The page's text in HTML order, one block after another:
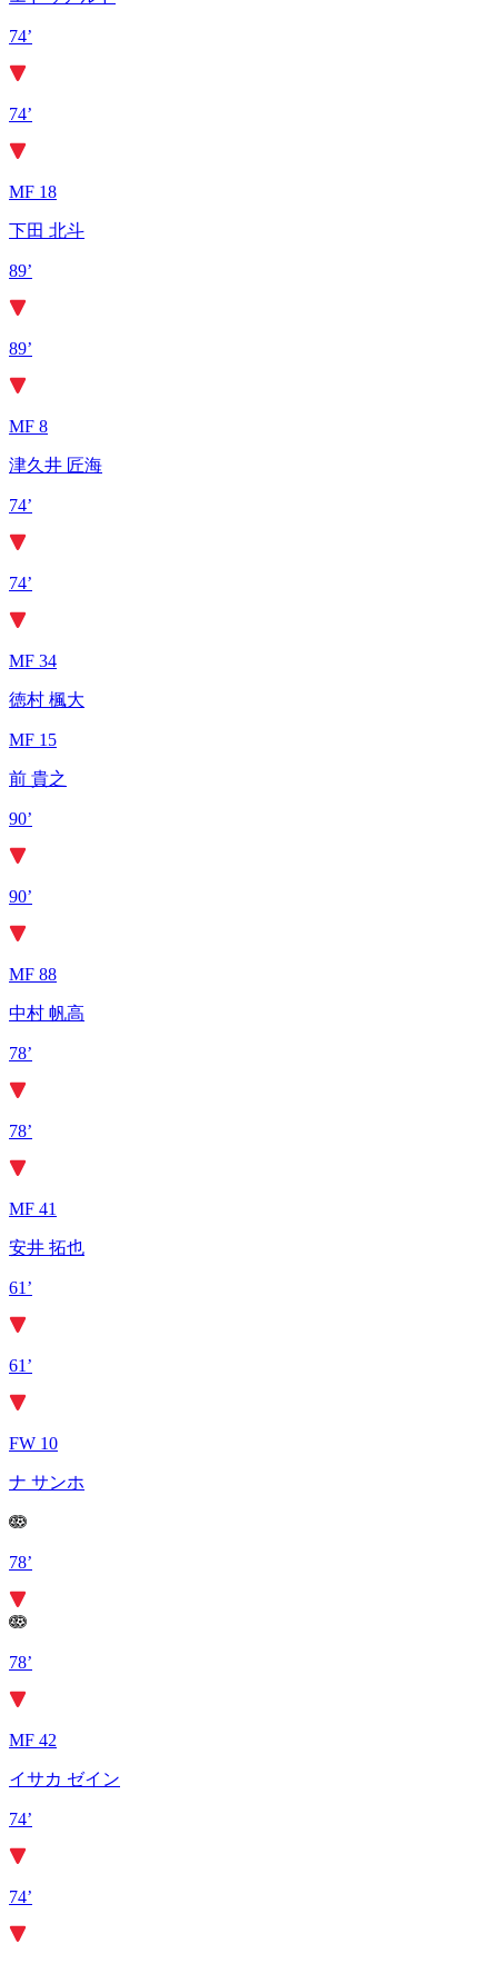
74’
74’
MF 18
下田 北斗
89’
89’
MF 8
津久井 匠海
74’
74’
MF 34
徳村 楓大
MF 15
前 貴之
90’
90’
MF 88
中村 帆高
78’
78’
MF 41
安井 拓也
61’
61’
FW 10
ナ サンホ
78’
78’
MF 42
イサカ ゼイン
74’
74’